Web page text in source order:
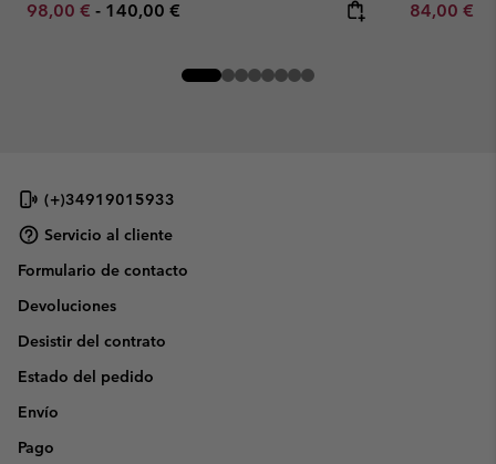
Minimum sale price:
98,00 € - Maximum price:
140,00 € Minimum
84,00 €
(+)34919015933
Servicio al cliente
Formulario de contacto
Devoluciones
Desistir del contrato
Estado del pedido
Envío
Pago